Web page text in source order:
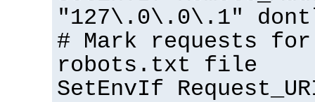
"127\.0\.0\.1"
# Mark requests
robots.txt file
SetEnvIf